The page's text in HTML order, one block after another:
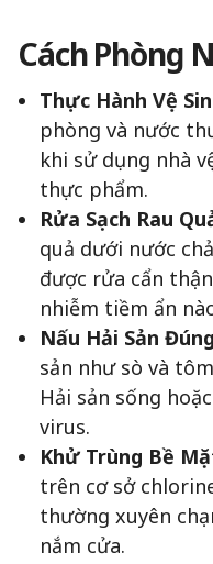
Cách Phòng
Thực Hành Vệ
phòng và nước
khi sử dụng nhà
thực phẩm.
Rửa Sạch Rau
quả dưới nước
được rửa cẩn
nhiễm tiềm ẩn
Nấu Hải Sản
sản như sò và
Hải sản sống
virus.
Khử Trùng Bề
trên cơ sở
thường xuyên
nắm cửa.